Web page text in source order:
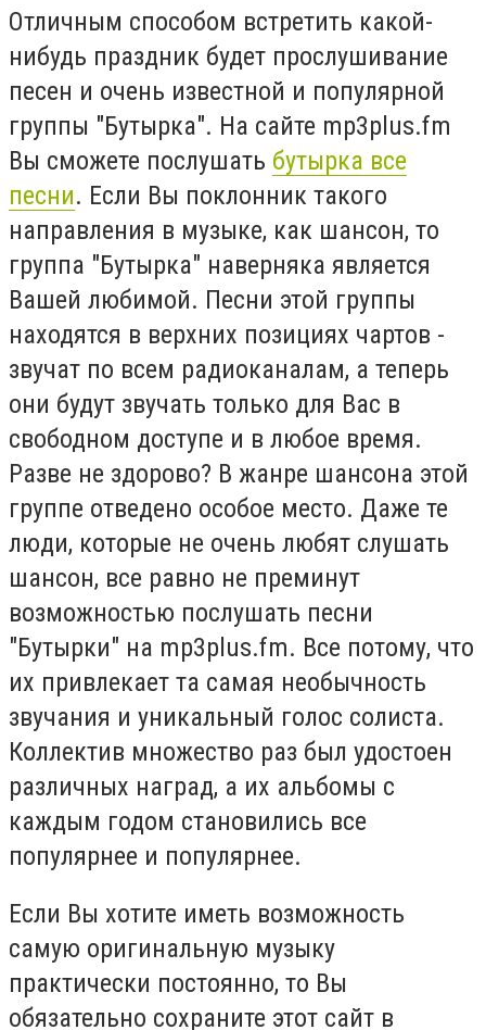
Отличным способом встретить какой-
нибудь праздник будет прослушивание
песен и очень известной и популярной
группы "Бутырка". На сайте mp3plus.fm
Вы сможете послушать бутырка все
песни. Если Вы поклонник такого
направления в музыке, как шансон, то
группа "Бутырка" наверняка является
Вашей любимой. Песни этой группы
находятся в верхних позициях чартов -
звучат по всем радиоканалам, а теперь
они будут звучать только для Вас в
свободном доступе и в любое время.
Разве не здорово? В жанре шансона этой
группе отведено особое место. Даже те
люди, которые не очень любят слушать
шансон, все равно не преминут
возможностью послушать песни
"Бутырки" на mp3plus.fm. Все потому, что
их привлекает та самая необычность
звучания и уникальный голос солиста.
Коллектив множество раз был удостоен
различных наград, а их альбомы с
каждым годом становились все
популярнее и популярнее.
Если Вы хотите иметь возможность
самую оригинальную музыку
практически постоянно, то Вы
обязательно сохраните этот сайт в